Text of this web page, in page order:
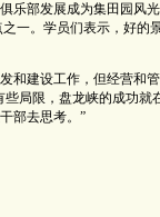
乐部发展成为集田园风
一。学员们表示，好的
和建设工作，但经营和
局限，盘龙峡的成功就
部去思考。”